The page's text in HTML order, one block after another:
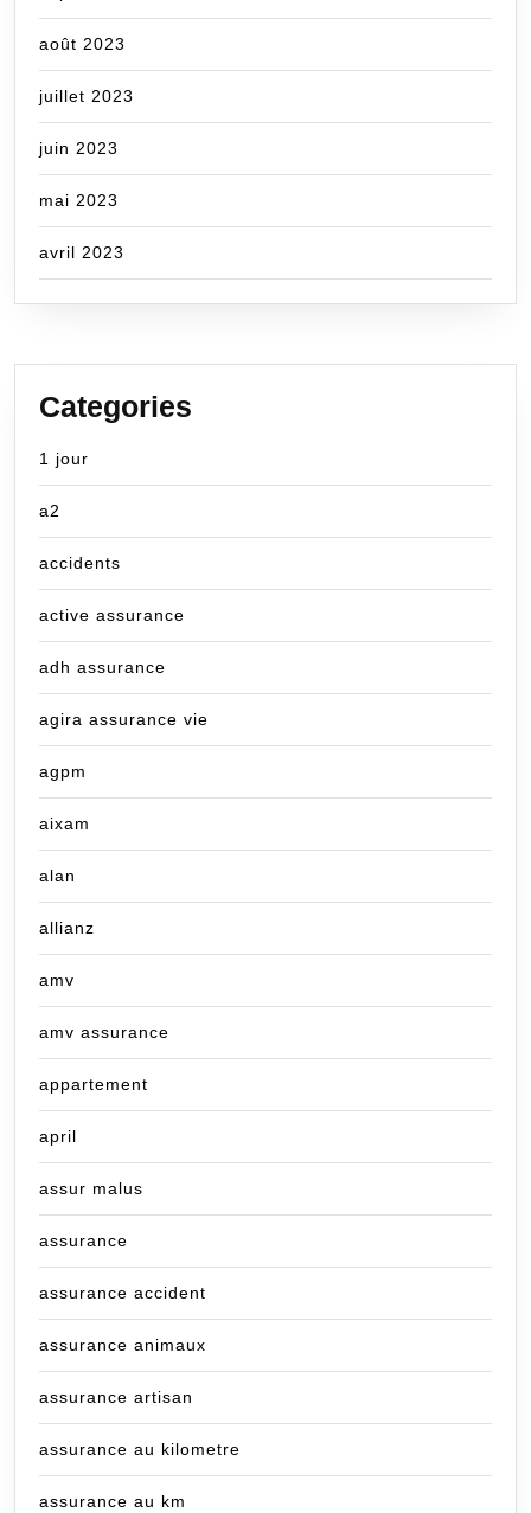
août 2023
juillet 2023
juin 2023
mai 2023
avril 2023
Categories
1 jour
a2
accidents
active assurance
adh assurance
agira assurance vie
agpm
aixam
alan
allianz
amv
amv assurance
appartement
april
assur malus
assurance
assurance accident
assurance animaux
assurance artisan
assurance au kilometre
assurance au km